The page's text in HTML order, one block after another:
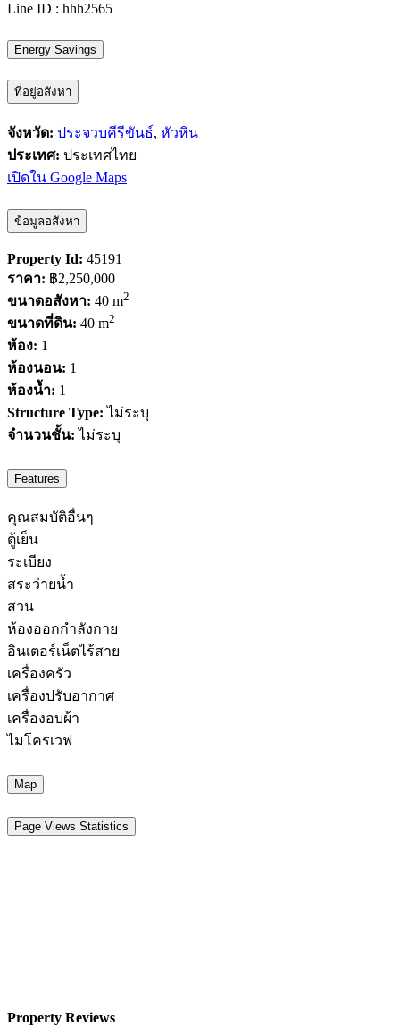
Line ID : hhh2565
Energy Savings
ที่อยู่อสังหา
จังหวัด: ประจวบคีรีขันธ์, หัวหิน
ประเทศ: ประเทศไทย
เปิดใน Google Maps
ข้อมูลอสังหา
Property Id: 45191
ราคา: ฿2,250,000
ขนาดอสังหา: 40 m2
ขนาดที่ดิน: 40 m2
ห้อง: 1
ห้องนอน: 1
ห้องน้ำ: 1
Structure Type: ไม่ระบุ
จำนวนชั้น: ไม่ระบุ
Features
คุณสมบัติอื่นๆ
ตู้เย็น
ระเบียง
สระว่ายน้ำ
สวน
ห้องออกกำลังกาย
อินเตอร์เน็ตไร้สาย
เครื่องครัว
เครื่องปรับอากาศ
เครื่องอบผ้า
ไมโครเวฟ
Map
Page Views Statistics
Property Reviews